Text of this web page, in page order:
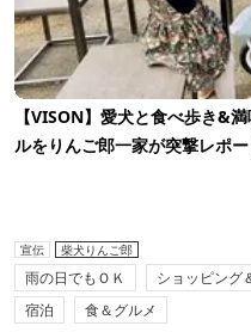
【VISON】愛犬と食べ歩き&
ルをりんご郎一家が突撃レポー
宣伝 柴犬りんご郎
雨の日でもＯＫ ショッピング
宿泊
食＆グルメ